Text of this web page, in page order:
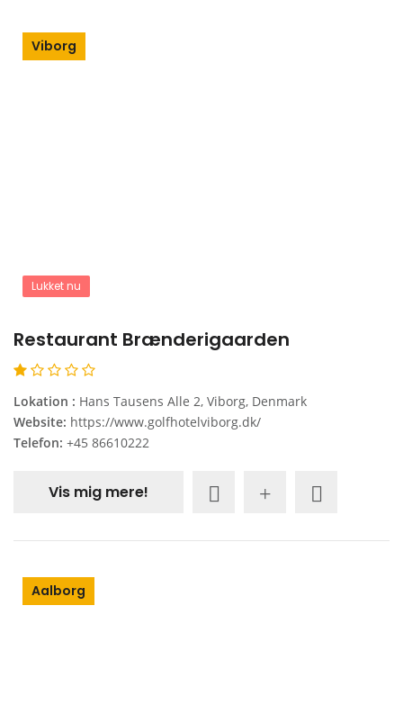
Viborg
Lukket nu
Restaurant Brænderigaarden
Lokation : Hans Tausens Alle 2, Viborg, Denmark
Website: https://www.golfhotelviborg.dk/
Telefon: +45 86610222
Vis mig mere!
Aalborg